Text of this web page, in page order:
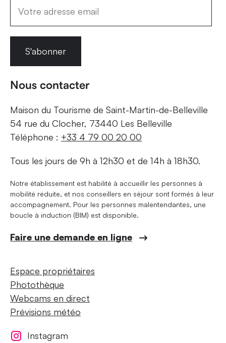
S'abonner
Nous contacter
Maison du Tourisme de Saint-Martin-de-Belleville
54 rue du Clocher, 73440 Les Belleville
Téléphone : +33 4 79 00 20 00
Tous les jours de 9h à 12h30 et de 14h à 18h30.
Notre établissement est habilité à accueillir les personnes à
mobilité réduite, et nos conseillers en séjour sont formés à leur
accompagnement. Pour les personnes malentendantes, une
boucle à induction (BIM) est disponible.
Faire une demande en ligne
Espace propriétaires
Photothèque
Webcams en direct
Prévisions météo
Instagram